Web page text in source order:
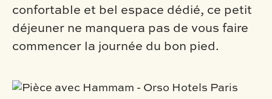
confortable et bel espace dédié, ce petit
déjeuner ne manquera pas de vous faire
commencer la journée du bon pied.